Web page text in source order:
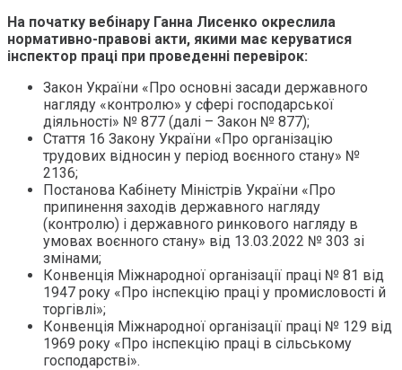
На початку вебінару Ганна Лисенко окреслила
нормативно-правові акти, якими має керуватися
інспектор праці при проведенні перевірок:
Закон України «Про основні засади державного
нагляду «контролю» у сфері господарської
діяльності» № 877 (далі – Закон № 877);
Стаття 16 Закону України «Про організацію
трудових відносин у період воєнного стану» №
2136;
Постанова Кабінету Міністрів України «Про
припинення заходів державного нагляду
(контролю) і державного ринкового нагляду в
умовах воєнного стану» від 13.03.2022 № 303 зі
змінами;
Конвенція Міжнародної організації праці № 81 від
1947 року «Про інспекцію праці у промисловості й
торгівлі»;
Конвенція Міжнародної організації праці № 129 від
1969 року «Про інспекцію праці в сільському
господарстві».